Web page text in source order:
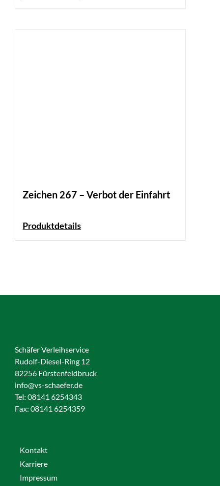
Zeichen 267 – Verbot der Einfahrt
Produktdetails
Schäfer Verleihservice
Rudolf-Diesel-Ring 12
82256 Fürstenfeldbruck
info@vs-schaefer.de
Tel: 08141 6254343
Fax: 08141 6254359
Kontakt
Karriere
Impressum